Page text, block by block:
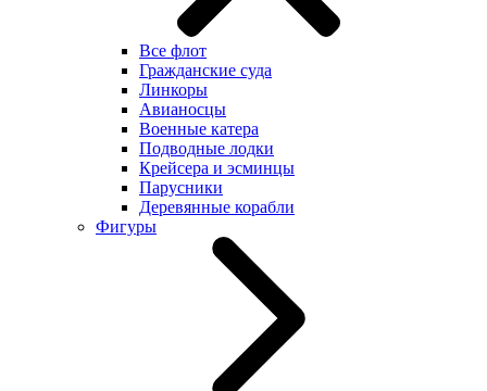
Все флот
Гражданские суда
Линкоры
Авианосцы
Военные катера
Подводные лодки
Крейсера и эсминцы
Парусники
Деревянные корабли
Фигуры